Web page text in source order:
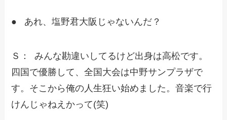
● あれ、塩野君大阪じゃないんだ？
Ｓ： みんな勘違いしてるけど出身は高松です。
四国で優勝して、全国大会は中野サンプラザで
す。そこから俺の人生狂い始めました。音楽で行
けんじゃねえかって(笑)